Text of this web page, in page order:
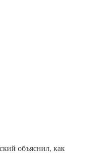
объяснил, как